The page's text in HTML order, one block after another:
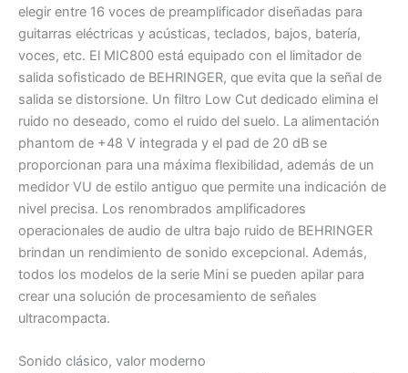
elegir entre 16 voces de preamplificador diseñadas para
guitarras eléctricas y acústicas, teclados, bajos, batería,
voces, etc. El MIC800 está equipado con el limitador de
salida sofisticado de BEHRINGER, que evita que la señal de
salida se distorsione. Un filtro Low Cut dedicado elimina el
ruido no deseado, como el ruido del suelo. La alimentación
phantom de +48 V integrada y el pad de 20 dB se
proporcionan para una máxima flexibilidad, además de un
medidor VU de estilo antiguo que permite una indicación de
nivel precisa. Los renombrados amplificadores
operacionales de audio de ultra bajo ruido de BEHRINGER
brindan un rendimiento de sonido excepcional. Además,
todos los modelos de la serie Mini se pueden apilar para
crear una solución de procesamiento de señales
ultracompacta.
Sonido clásico, valor moderno